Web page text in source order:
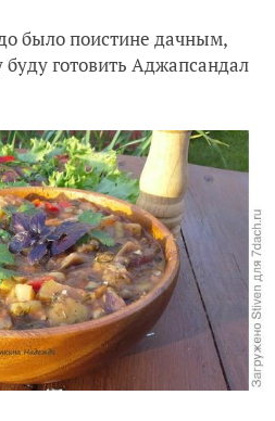
было поистине дачным,
готовить Аджапсандал